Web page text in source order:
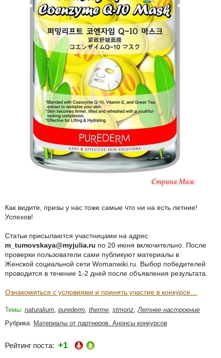
Как видите, призы у нас тоже самые что ни на есть летние!
Успехов!
Статьи присылаются участницами на адрес
m_tumovskaya@myjulia.ru по 20 июня включительно. После
проверки пользователи сами публикуют материалы в
Женской социальной сети Womanwiki.ru. Выбор победителей
проводится в течение 1-2 дней после объявления результата.
Ознакомиться с условиями и принять участие в конкурсе…
Темы: naturalium purederm therme stmoriz Летнее настроение
Рубрика: Материалы от партнеров. Анонсы конкурсов
Рейтинг поста: +1